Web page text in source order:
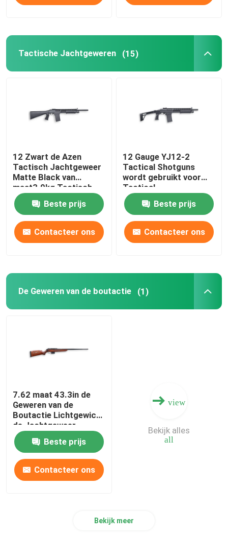
Semi Autojachtgeweren
De Jachtgeweren van de huisdefensie
De Geweren van de boutactie
Semi Automatische Geweren
Jachtgeweren over en onder
Kanonoptica
Tactische Jachtgeweren (15)
12 Zwart de Azen
Tactisch Jachtgeweer
Matte Black van
maat3.9kg Tactisch
Jachtgeweren
Beste prijs
Contacteer ons
12 Gauge YJ12-2
Tactical Shotguns
wordt gebruikt voor
Tactical
Beste prijs
Contacteer ons
De Geweren van de boutactie (1)
7.62 maat 43.3in de
Geweren van de
Boutactie Lichtgewicht
de Jachtgeweer
Beste prijs
Contacteer ons
view
all
Bekijk alles
Bekijk meer